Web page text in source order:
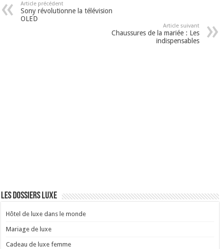
Article précédent
Sony révolutionne la télévision
OLED
Article suivant
Chaussures de la mariée : Les
indispensables
Les dossiers luxe
Hôtel de luxe dans le monde
Mariage de luxe
Cadeau de luxe femme